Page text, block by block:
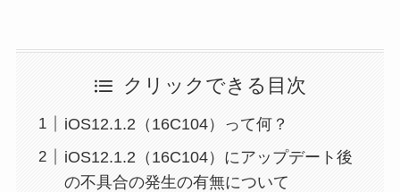
クリックできる目次
iOS12.1.2（16C104）って何？
iOS12.1.2（16C104）にアップデート後
の不具合の発生の有無について